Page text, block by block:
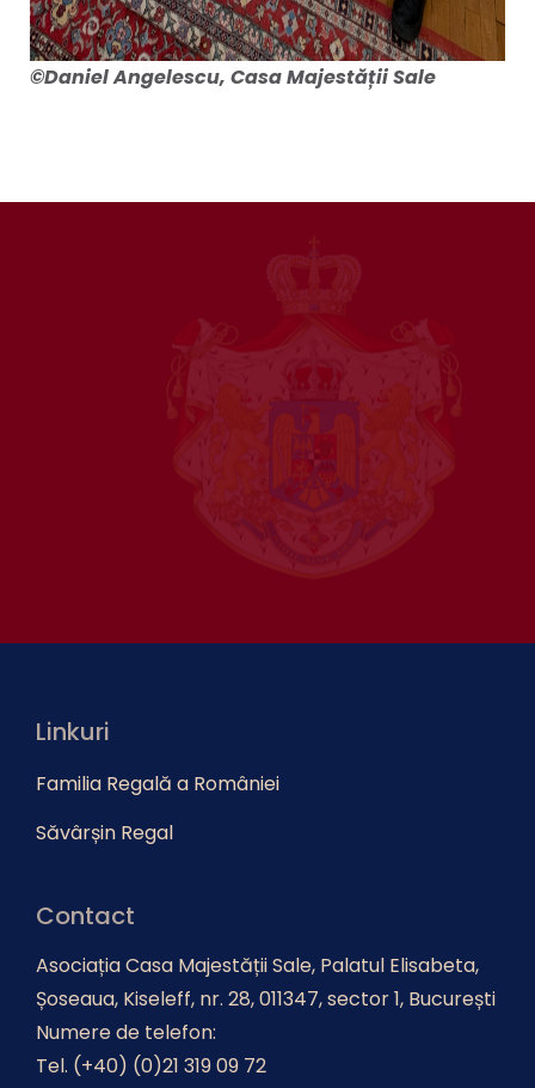
©Daniel Angelescu, Casa Majestății Sale
Linkuri
Familia Regală a României
Săvârșin Regal
Contact
Asociația Casa Majestății Sale, Palatul Elisabeta,
Șoseaua, Kiseleff, nr. 28, 011347, sector 1, București
Numere de telefon:
Tel. (+40) (0)21 319 09 72